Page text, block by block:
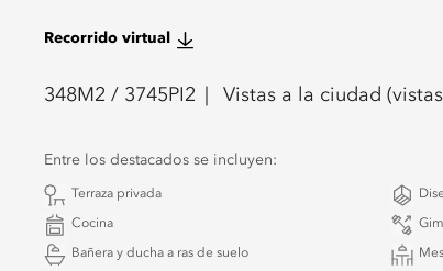
Recorrido virtual
348M2 / 3745 PI2 Vistas a la ciudad
Entre los destacados se incluyen:
Terraza privada
Cocina
Bañera y ducha a ras de suelo